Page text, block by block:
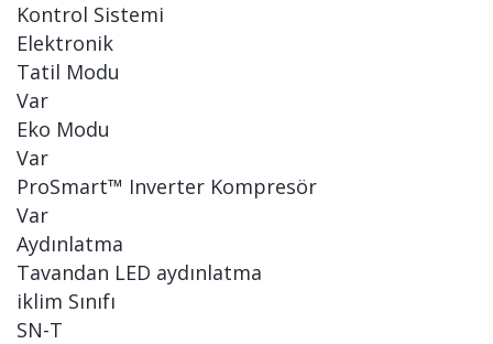
Kontrol Sistemi
Elektronik
Tatil Modu
Var
Eko Modu
Var
ProSmart™ Inverter Kompresör
Var
Aydınlatma
Tavandan LED aydınlatma
iklim Sınıfı
SN-T